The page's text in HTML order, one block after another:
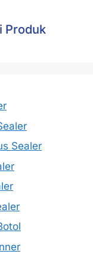
Produk
Sealer